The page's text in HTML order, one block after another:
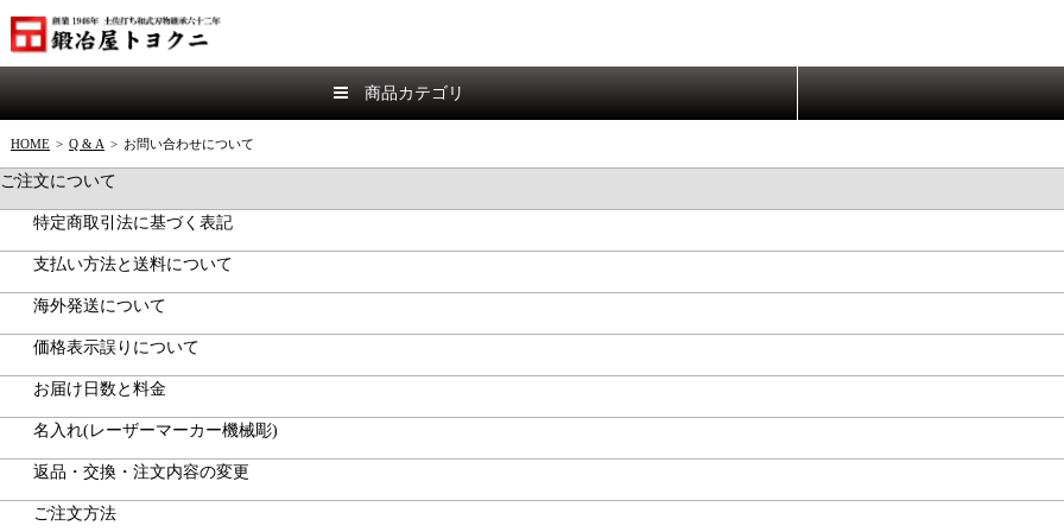
商品カテゴリ
HOME > Q & A > お問い合わせについて
ご注文について
特定商取引法に基づく表記
支払い方法と送料について
海外発送について
価格表示誤りについて
お届け日数と料金
名入れ(レーザーマーカー機械彫)
返品・交換・注文内容の変更
ご注文方法